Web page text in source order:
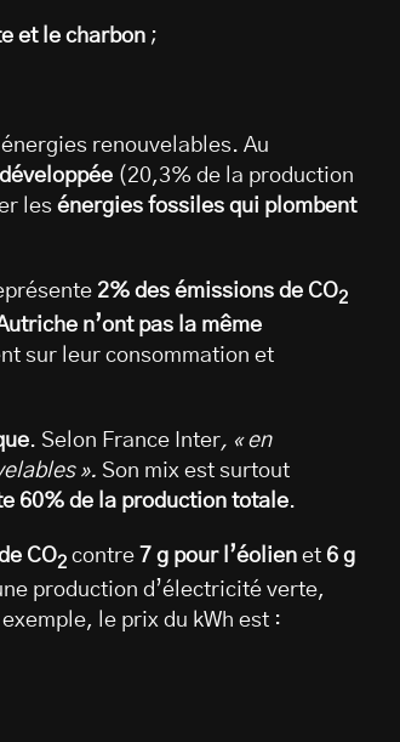
et le charbon ;
renouvelables. Au
(20,3% de la production
les énergies fossiles qui plombent
2% des émissions de CO2
n’ont pas la même
sur leur consommation et
. Selon France Inter, « en
». Son mix est surtout
60% de la production totale.
CO2 contre 7 g pour l’éolien et 6 g
production d’électricité verte,
le prix du kWh est :